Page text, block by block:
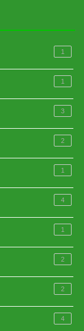
1
1
3
2
1
4
1
2
2
4